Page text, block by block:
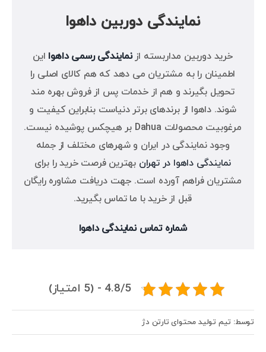
نمایندگی دوربین داهوا
خرید دوربین مداربسته ازنمایندگی رسمی داهوا این
اطمینان را به مشتریان می دهد که هم کالای اصلی را
تحویل بگیرند و هم از خدمات پس از فروش بهره مند
شوند. داهوا از برندهای برتر دنیاست بنابراین کیفیت و
مرغوبیت محصولات Dahua بر هیچکس پوشیده نیست.
وجود نمایندگی در ایران و شهرهای مختلف از جمله
نمایندگی داهوا در تهران بهترین فرصت خرید را برای
مشتریان فراهم آورده است. جهت دریافت مشاوره رایگان
قبل از خرید با ما تماس بگیرید.
شماره تماس نمایندگی داهوا
4.8/5 - (5 امتیاز)
توسط: تیم تولید محتوای تارتن دژ